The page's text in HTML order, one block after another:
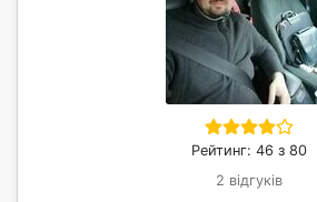
Рейтинг: 46 з 80
2 відгуків